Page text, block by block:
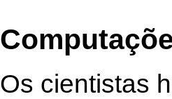
Os cientistas